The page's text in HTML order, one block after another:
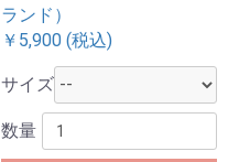
ランド）
￥5,900 (税込)
サイズ
数量